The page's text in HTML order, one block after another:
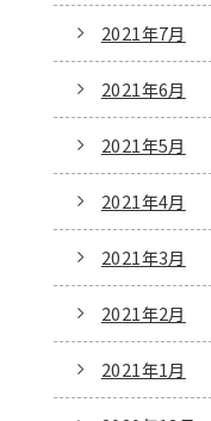
2021年7月
2021年6月
2021年5月
2021年4月
2021年3月
2021年2月
2021年1月